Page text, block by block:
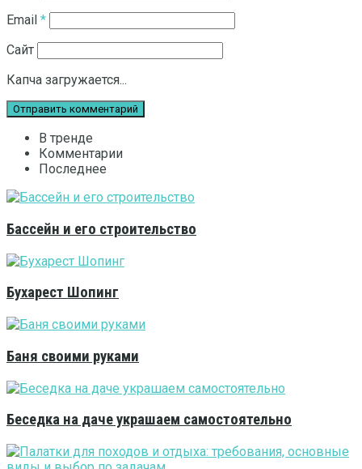
Email *
Сайт
Капча загружается...
В тренде
Комментарии
Последнее
Бассейн и его строительство
Бухарест Шопинг
Баня своими руками
Беседка на даче украшаем самостоятельно